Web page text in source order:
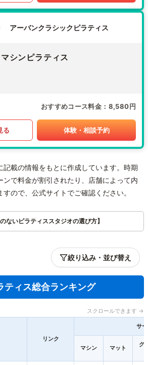
アーバンクラシックピラティス
マシンピラティス
おすすめコース料金 8,580円
る 体験・相談予約
記載の情報をもとに作成しています。時期
ンで料金が割引されたり、店舗によって内
ので、公式サイトでご確認ください。
ないピラティススタジオの選び方】
絞り込み・並び替え
ティス総合ランキング
スクロールできます →
リンク
サ
マシン マット
グ